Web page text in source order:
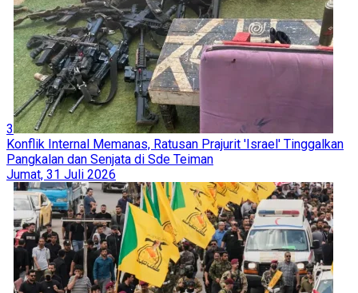
3
Konflik Internal Memanas, Ratusan Prajurit 'Israel' Tinggalkan
Pangkalan dan Senjata di Sde Teiman
Jumat, 31 Juli 2026